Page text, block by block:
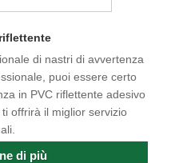
di nastri di avvertenza
puoi essere certo
in PVC riflettente adesivo
offrirà il miglior servizio
di più